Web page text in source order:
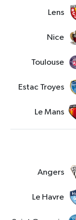
Lens
Nice
Toulouse
Estac Troyes
Le Mans
Angers
Le Havre